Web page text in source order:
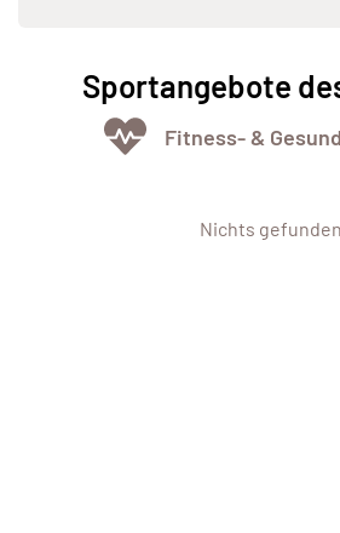
Sportangebote
Fitness- &
Nichts gefunden